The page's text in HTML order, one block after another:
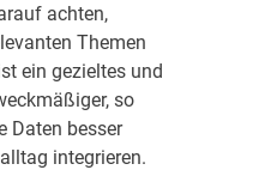
achten,
Themen
ein gezieltes und
so
Daten besser
integrieren.